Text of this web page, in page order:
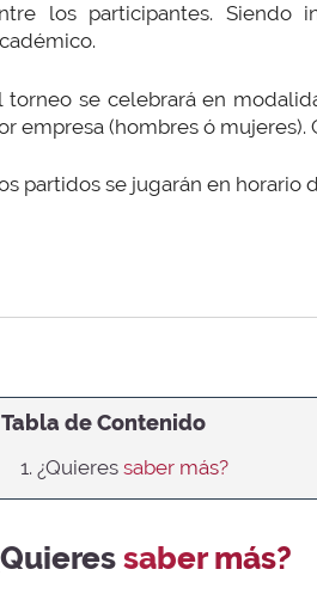
los participantes. Siendo
torneo se celebrará en
empresa (hombres ó
partidos se jugarán en horario
Tabla de Contenido
1. ¿Quieres saber más?
saber más?